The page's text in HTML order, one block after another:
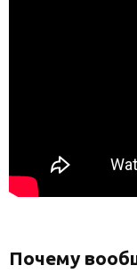
Почему